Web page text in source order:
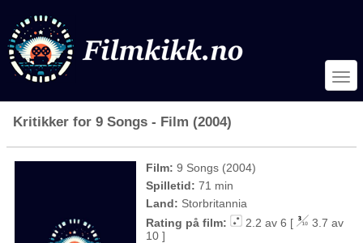
Kritikker for 9 Songs - Film (2004)
Film: 9 Songs (2004)
Spilletid: 71 min
Land: Storbritannia
Rating på film:
2.2 av 6 [
3.7 av
10 ]